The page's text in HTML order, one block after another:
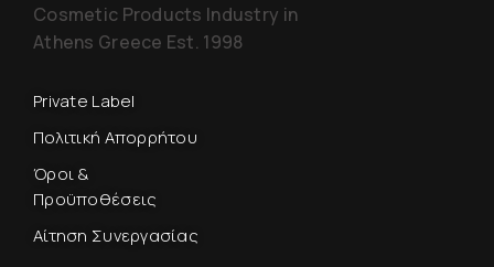
Cosmetic Products Industry in
Athens Greece Est. 1998
Private Label
Πολιτική Απορρήτου
Όροι &
Προϋποθέσεις
Αίτηση Συνεργασίας